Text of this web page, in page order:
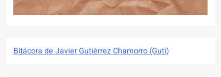
Bitácora de Javier Gutiérrez Chamorro (Guti)